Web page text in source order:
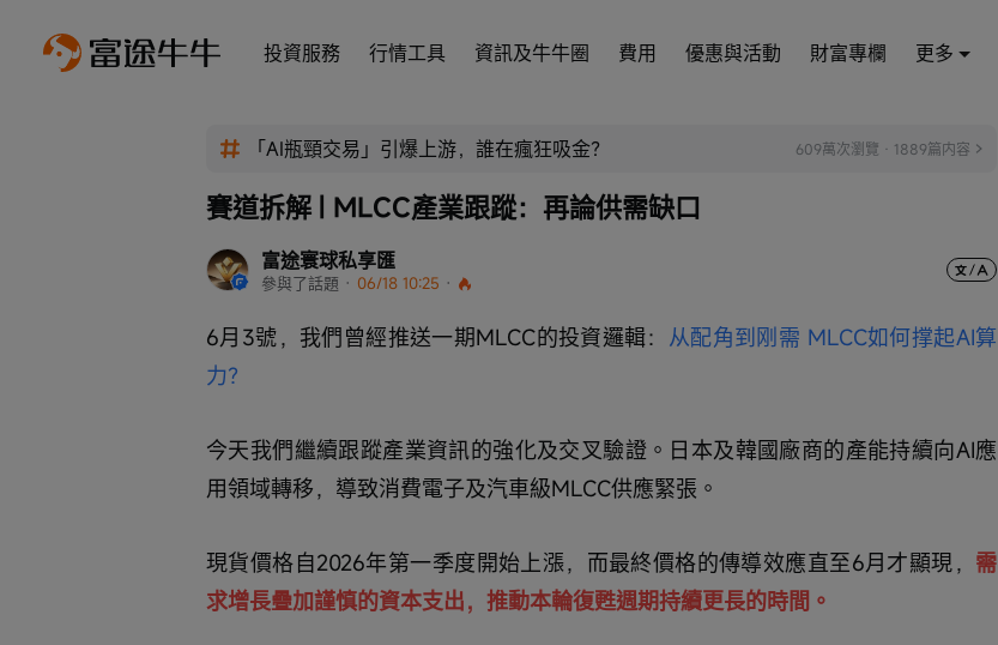
投資服務 行情工具 資訊及牛牛圈 費用 優惠與活動 財富專欄 更多
「AI瓶頸交易」引爆上游，誰在瘋狂吸金？ 609萬次瀏覽 · 1889篇内容
富途寰球私享匯
參與了話題 · 06/18 10:25 ·
賽道拆解 | MLCC產業跟蹤：再論供需缺口
6月3號，我們曾經推送一期MLCC的投資邏輯： 从配角到刚需 MLCC如何撑起AI算
力？
今天我們繼續跟蹤產業資訊的強化及交叉驗證。日本及韓國廠商的產能持續向AI應
用領域轉移，導致消費電子及汽車級MLCC供應緊張。
現貨價格自2026年第一季度開始上漲，而最終價格的傳導效應直至6月才顯現， 需
求增長疊加謹慎的資本支出，推動本輪復甦週期持續更長的時間。